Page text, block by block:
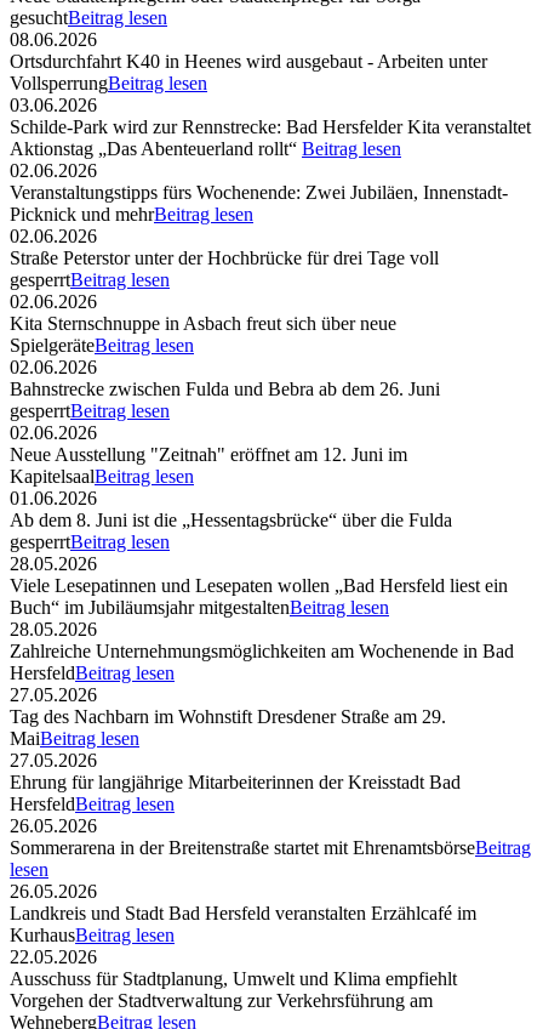
gesuchtBeitrag lesen
08.06.2026
Ortsdurchfahrt K40 in Heenes wird ausgebaut - Arbeiten unter
VollsperrungBeitrag lesen
03.06.2026
Schilde-Park wird zur Rennstrecke: Bad Hersfelder Kita veranstaltet
Aktionstag „Das Abenteuerland rollt“ Beitrag lesen
02.06.2026
Veranstaltungstipps fürs Wochenende: Zwei Jubiläen, Innenstadt-
Picknick und mehrBeitrag lesen
02.06.2026
Straße Peterstor unter der Hochbrücke für drei Tage voll
gesperrtBeitrag lesen
02.06.2026
Kita Sternschnuppe in Asbach freut sich über neue
SpielgeräteBeitrag lesen
02.06.2026
Bahnstrecke zwischen Fulda und Bebra ab dem 26. Juni
gesperrtBeitrag lesen
02.06.2026
Neue Ausstellung "Zeitnah" eröffnet am 12. Juni im
KapitelsaalBeitrag lesen
01.06.2026
Ab dem 8. Juni ist die „Hessentagsbrücke“ über die Fulda
gesperrtBeitrag lesen
28.05.2026
Viele Lesepatinnen und Lesepaten wollen „Bad Hersfeld liest ein
Buch“ im Jubiläumsjahr mitgestaltenBeitrag lesen
28.05.2026
Zahlreiche Unternehmungsmöglichkeiten am Wochenende in Bad
HersfeldBeitrag lesen
27.05.2026
Tag des Nachbarn im Wohnstift Dresdener Straße am 29.
MaiBeitrag lesen
27.05.2026
Ehrung für langjährige Mitarbeiterinnen der Kreisstadt Bad
HersfeldBeitrag lesen
26.05.2026
Sommerarena in der Breitenstraße startet mit EhrenamtsbörseBeitrag
lesen
26.05.2026
Landkreis und Stadt Bad Hersfeld veranstalten Erzählcafé im
KurhausBeitrag lesen
22.05.2026
Ausschuss für Stadtplanung, Umwelt und Klima empfiehlt
Vorgehen der Stadtverwaltung zur Verkehrsführung am
WehnebergBeitrag lesen